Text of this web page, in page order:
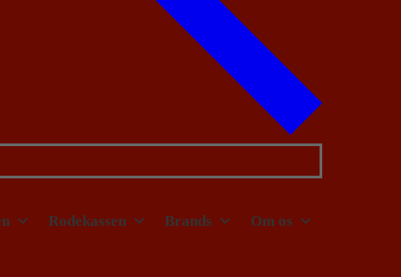
Rodekassen Brands Om os